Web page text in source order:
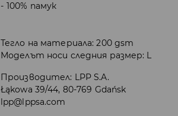
100% памук
Тегло на материала: 200 gsm
Моделът носи следния размер: L
Производител: LPP S.A.
Łąkowa 39/44, 80-769 Gdańsk
lpp@lppsa.com